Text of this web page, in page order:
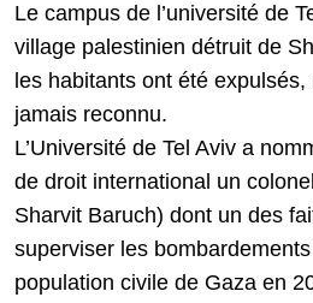
Le campus de l’université de
village palestinien détruit de
les habitants ont été expulsés,
jamais reconnu.
L’Université de Tel Aviv a
de droit international un
Sharvit Baruch) dont un des
superviser les
population civile de Gaza en